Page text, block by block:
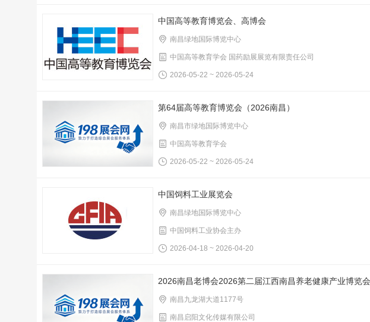
中国高等教育博览会、高博会
南昌绿地国际博览中心
中国高等教育学会 国药励展展览有限责任公司
2026-05-22 ~ 2026-05-24
第64届高等教育博览会（2026南昌）
南昌市绿地国际博览中心
中国高等教育学会
2026-05-22 ~ 2026-05-24
中国饲料工业展览会
南昌绿地国际博览中心
中国饲料工业协会主办
2026-04-18 ~ 2026-04-20
2026南昌老博会2026第二届江西南昌养老健康产业博览会
南昌九龙湖大道1177号
南昌启阳文化传媒有限公司